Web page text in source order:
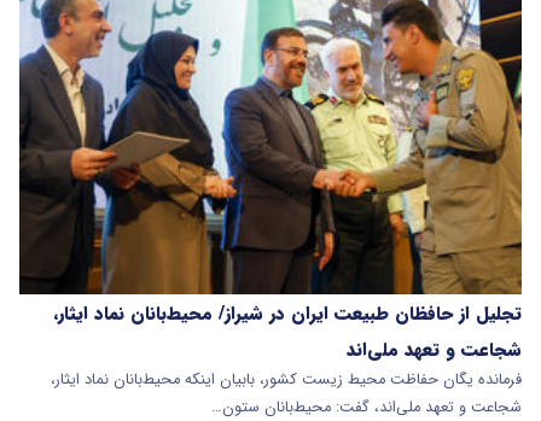
تجلیل از حافظان طبیعت ایران در شیراز/ محیط‌بانان نماد ایثار،
شجاعت و تعهد ملی‌اند
فرمانده یگان حفاظت محیط‌ زیست کشور، بابیان اینکه محیط‌بانان نماد ایثار،
شجاعت و تعهد ملی‌اند، گفت: محیط‌بانان ستون…